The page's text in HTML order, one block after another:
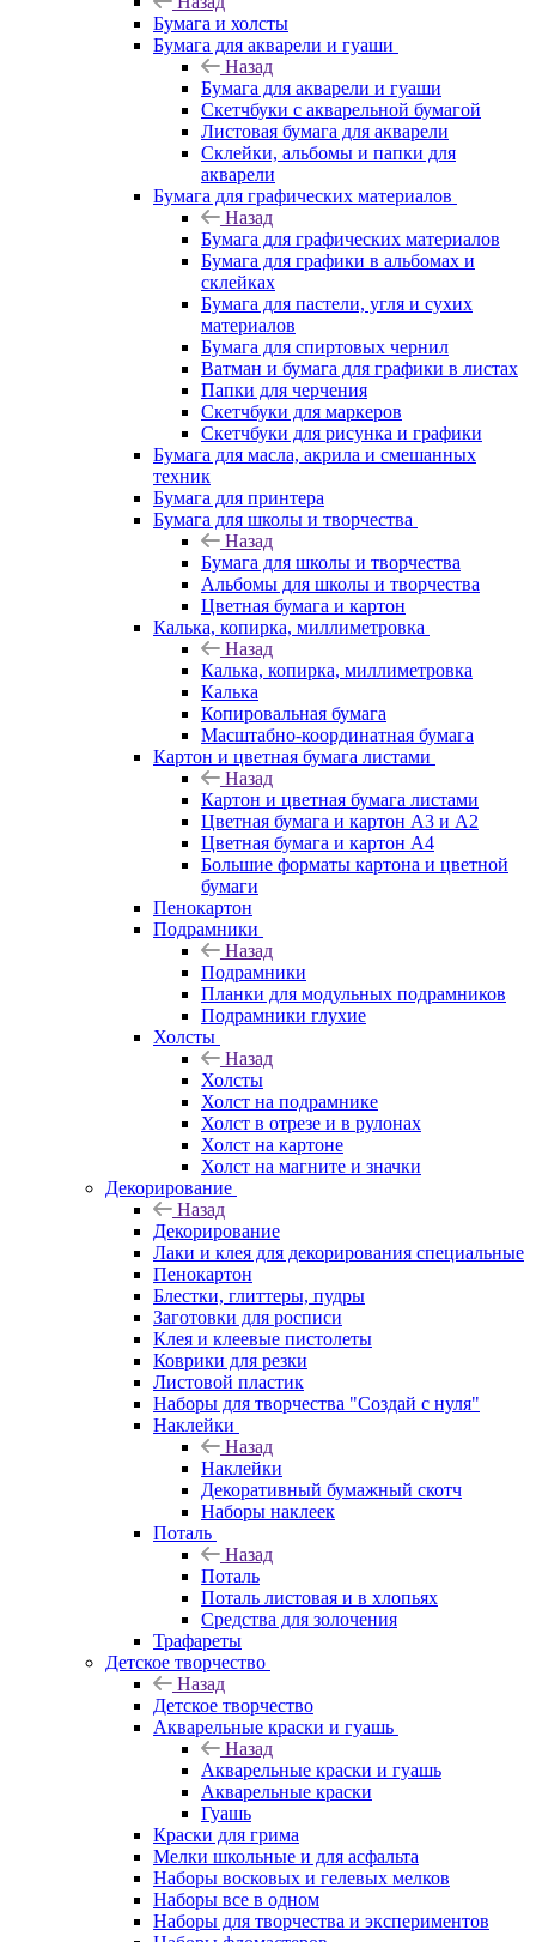
Бумага и холсты
Бумага для акварели и гуаши
Назад
Бумага для акварели и гуаши
Скетчбуки с акварельной бумагой
Листовая бумага для акварели
Склейки, альбомы и папки для
акварели
Бумага для графических материалов
Назад
Бумага для графических материалов
Бумага для графики в альбомах и
склейках
Бумага для пастели, угля и сухих
материалов
Бумага для спиртовых чернил
Ватман и бумага для графики в листах
Папки для черчения
Скетчбуки для маркеров
Скетчбуки для рисунка и графики
Бумага для масла, акрила и смешанных
техник
Бумага для принтера
Бумага для школы и творчества
Назад
Бумага для школы и творчества
Альбомы для школы и творчества
Цветная бумага и картон
Калька, копирка, миллиметровка
Назад
Калька, копирка, миллиметровка
Калька
Копировальная бумага
Масштабно-координатная бумага
Картон и цветная бумага листами
Назад
Картон и цветная бумага листами
Цветная бумага и картон А3 и А2
Цветная бумага и картон А4
Большие форматы картона и цветной
бумаги
Пенокартон
Подрамники
Назад
Подрамники
Планки для модульных подрамников
Подрамники глухие
Холсты
Назад
Холсты
Холст на подрамнике
Холст в отрезе и в рулонах
Холст на картоне
Холст на магните и значки
Декорирование
Назад
Декорирование
Лаки и клея для декорирования специальные
Пенокартон
Блестки, глиттеры, пудры
Заготовки для росписи
Клея и клеевые пистолеты
Коврики для резки
Листовой пластик
Наборы для творчества "Создай с нуля"
Наклейки
Назад
Наклейки
Декоративный бумажный скотч
Наборы наклеек
Поталь
Назад
Поталь
Поталь листовая и в хлопьях
Средства для золочения
Трафареты
Детское творчество
Назад
Детское творчество
Акварельные краски и гуашь
Назад
Акварельные краски и гуашь
Акварельные краски
Гуашь
Краски для грима
Мелки школьные и для асфальта
Наборы восковых и гелевых мелков
Наборы все в одном
Наборы для творчества и экспериментов